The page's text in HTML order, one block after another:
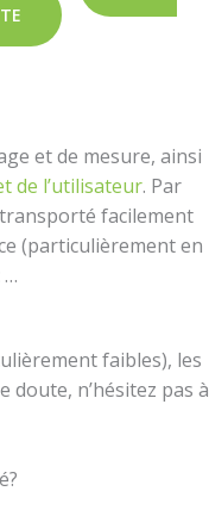
et de mesure, ainsi
de l’utilisateur. Par
facilement
(particulièrement en
…
faibles), les
n’hésitez pas à